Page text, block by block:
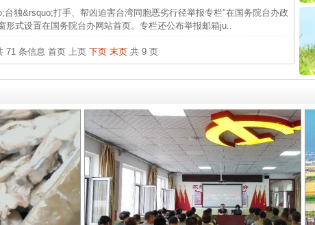
独&rsquo;打手、帮凶迫害台湾同胞恶劣行径举报专栏"在国务院台办政
式设置在国务院台办网站首页。专栏还公布举报邮箱ju..
71 条信息 首页 上页 下页 末页共 9 页
超标问题” 法徽映军营 权益有保障